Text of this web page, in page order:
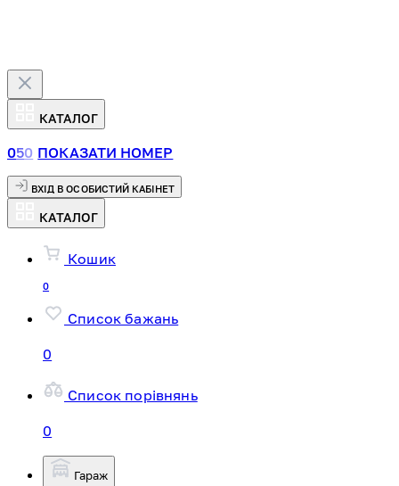
КАТАЛОГ
050 ПОКАЗАТИ НОМЕР
ВХІД В ОСОБИСТИЙ КАБІНЕТ
КАТАЛОГ
Кошик
0
Список бажань
0
Список порівнянь
0
Гараж